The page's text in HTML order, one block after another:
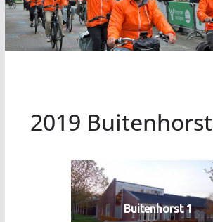
2019 Buitenhorst
Buitenhorst 1